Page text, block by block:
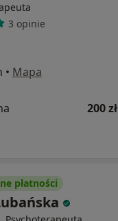
3 opinie
• Mapa
200 zł
płatności